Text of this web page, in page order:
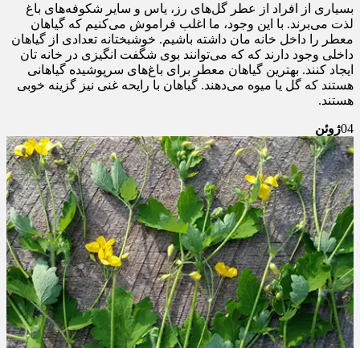
بسیاری از افراد از عطر گل‌های رز، یاس و سایر شکوفه‌های باغ
لذت می‌برند. با این وجود، ما اغلب فراموش می‌کنیم که گیاهان
معطر را داخل خانه مان داشته باشیم. خوشبختانه تعدادی از گیاهان
داخلی وجود دارند که که می‌توانند بوی شگفت انگیزی در خانه تان
ایجاد کنند. بهترین گیاهان معطر برای باغ‌های سرپوشیده گیاهانی
هستند که گل یا میوه می‌دهند. گیاهان با رایحه غنی نیز گزینه خوبی
هستند.
04ژوئن